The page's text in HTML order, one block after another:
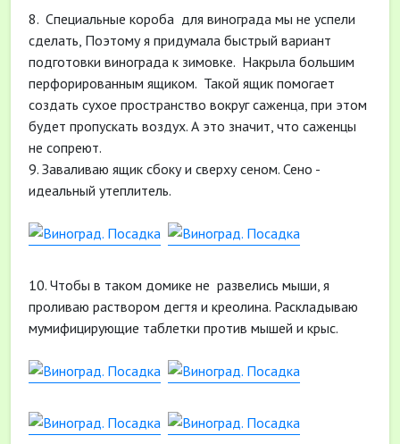
8. Специальные короба для винограда мы не успели
сделать, Поэтому я придумала быстрый вариант
подготовки винограда к зимовке. Накрыла большим
перфорированным ящиком. Такой ящик помогает
создать сухое пространство вокруг саженца, при этом
будет пропускать воздух. А это значит, что саженцы
не сопреют.
9. Заваливаю ящик сбоку и сверху сеном. Сено -
идеальный утеплитель.
10. Чтобы в таком домике не развелись мыши, я
проливаю раствором дегтя и креолина. Раскладываю
мумифицирующие таблетки против мышей и крыс.